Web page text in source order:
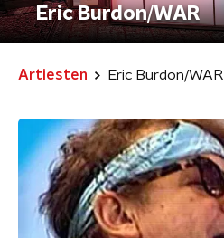
Eric Burdon/WAR
Artiesten Eric Burdon/WAR